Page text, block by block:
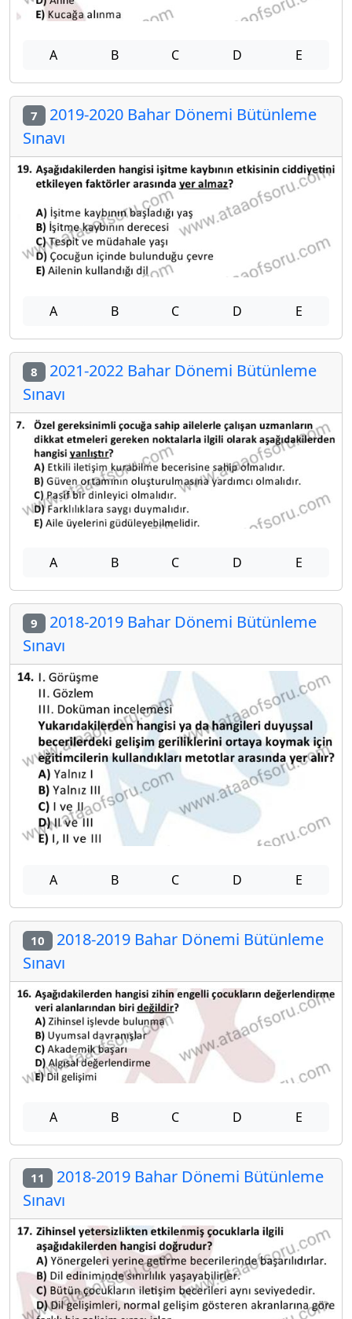
A B C D E
7 2019-2020 Bahar Dönemi Bütünleme
Sınavı
A B C D E
8 2021-2022 Bahar Dönemi Bütünleme
Sınavı
A B C D E
9 2018-2019 Bahar Dönemi Bütünleme
Sınavı
A B C D E
10 2018-2019 Bahar Dönemi Bütünleme
Sınavı
A B C D E
11 2018-2019 Bahar Dönemi Bütünleme
Sınavı